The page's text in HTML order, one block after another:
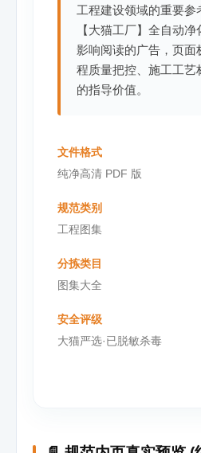
工程建设领域的重要参
【大猫工厂】全自动
影响阅读的广告，页面
程质量把控、施工工艺
的指导价值。
文件格式
纯净高清 PDF 版
规范类别
工程图集
分拣类目
图集大全
安全评级
大猫严选·已脱敏杀毒